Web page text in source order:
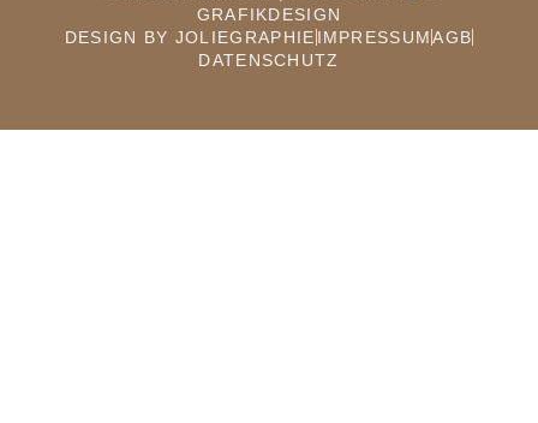
GRAFIKDESIGN
DESIGN BY JOLIEGRAPHIE IMPRESSUM AGB
DATENSCHUTZ